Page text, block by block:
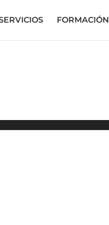
FORMACIÓN